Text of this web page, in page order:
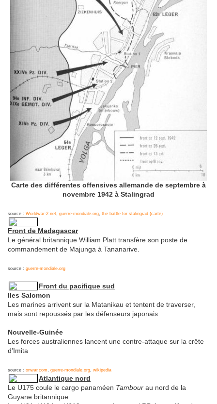
Carte des différentes offensives allemande de septembre à
novembre 1942 à Stalingrad
source : Worldwar-2.net, guerre-mondiale.org, the battle for stalingrad (carte)
Front de Madagascar
Le général britannique William Platt transfère son poste de
commandement de Majunga à Tananarive.
source : guerre-mondiale.org
Front du pacifique sud
Iles Salomon
Les marines arrivent sur la Matanikau et tentent de traverser,
mais sont repoussés par les défenseurs japonais
Nouvelle-Guinée
Les forces australiennes lancent une contre-attaque sur la crête
d'Imita
source : onwar.com, guerre-mondiale.org, wikipedia
Atlantique nord
Le U175 coule le cargo panaméen Tambour au nord de la
Guyane britannique